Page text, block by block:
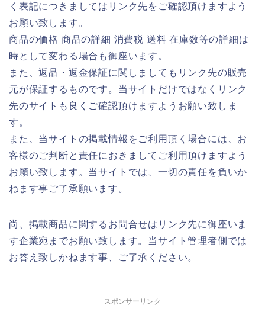
く表記につきましてはリンク先をご確認頂けますよう
お願い致します。
商品の価格 商品の詳細 消費税 送料 在庫数等の詳細は
時として変わる場合も御座います。
また、返品・返金保証に関しましてもリンク先の販売
元が保証するものです。当サイトだけではなくリンク
先のサイトも良くご確認頂けますようお願い致しま
す。
また、当サイトの掲載情報をご利用頂く場合には、お
客様のご判断と責任におきましてご利用頂けますよう
お願い致します。当サイトでは、一切の責任を負いか
ねます事ご了承願います。
尚、掲載商品に関するお問合せはリンク先に御座いま
す企業宛までお願い致します。当サイト管理者側では
お答え致しかねます事、ご了承ください。
スポンサーリンク